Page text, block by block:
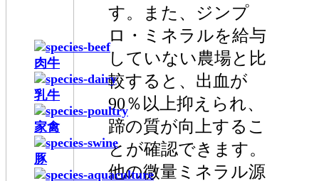
す。また、ジンプ
ロ・ミネラルを給与
していない農場と比
較すると、出血が
90％以上抑えられ、
蹄の質が向上するこ
とが確認できます。
他の微量ミネラル源
肉牛
乳牛
家禽
豚